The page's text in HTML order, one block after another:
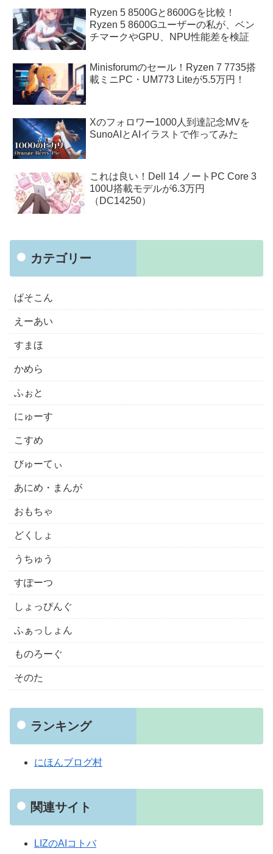
Ryzen 5 8500Gと8600Gを比較！
Ryzen 5 8600Gユーザーの私が、ベン
チマークやGPU、NPU性能差を検証
Minisforumのセール！Ryzen 7 7735搭
載ミニPC・UM773 Liteが5.5万円！
Xのフォロワー1000人到達記念MVを
SunoAIとAIイラストで作ってみた
これは良い！Dell 14 ノートPC Core 3
100U搭載モデルが6.3万円
（DC14250）
カテゴリー
ぱそこん
えーあい
すまほ
かめら
ふぉと
にゅーす
こすめ
びゅーてぃ
あにめ・まんが
おもちゃ
どくしょ
うちゅう
すぽーつ
しょっぴんぐ
ふぁっしょん
ものろーぐ
そのた
ランキング
にほんブログ村
関連サイト
LIZのAIコトバ